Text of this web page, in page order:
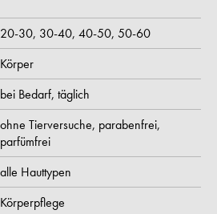
20-30, 30-40, 40-50, 50-60
Körper
bei Bedarf, täglich
ohne Tierversuche, parabenfrei,
parfümfrei
alle Hauttypen
Körperpflege